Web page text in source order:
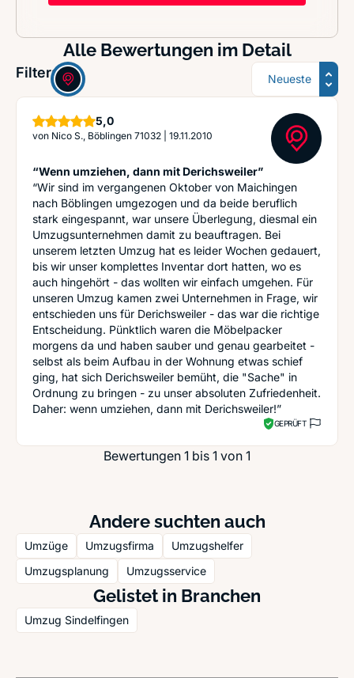
Alle Bewertungen im Detail
Filter: Sortierung
5,0Sterne
von Nico S., Böblingen 71032 19.11.2010
“Wenn umziehen, dann mit Derichsweiler”
“Wir sind im vergangenen Oktober von Maichingen
nach Böblingen umgezogen und da beide beruflich
stark eingespannt, war unsere Überlegung, diesmal ein
Umzugsunternehmen damit zu beauftragen. Bei
unserem letzten Umzug hat es leider Wochen gedauert,
bis wir unser komplettes Inventar dort hatten, wo es
auch hingehört - das wollten wir einfach umgehen. Für
unseren Umzug kamen zwei Unternehmen in Frage, wir
entschieden uns für Derichsweiler - das war die richtige
Entscheidung. Pünktlich waren die Möbelpacker
morgens da und haben sauber und genau gearbeitet -
selbst als beim Aufbau in der Wohnung etwas schief
ging, hat sich Derichsweiler bemüht, die "Sache" in
Ordnung zu bringen - zu unser absoluten Zufriedenheit.
Daher: wenn umziehen, dann mit Derichsweiler!”
GEPRÜFT
Bewertungen 1 bis 1 von 1
Andere suchten auch
Umzüge Umzugsfirma
Umzugshelfer
Umzugsplanung
Umzugsservice
Gelistet in Branchen
Umzug Sindelfingen